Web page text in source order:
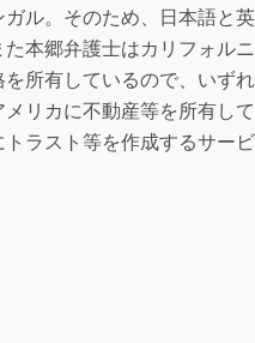
ル。そのため、日本語と英
本郷弁護士はカリフォルニ
所有しているので、いずれ
リカに不動産等を所有して
ラスト等を作成するサービ